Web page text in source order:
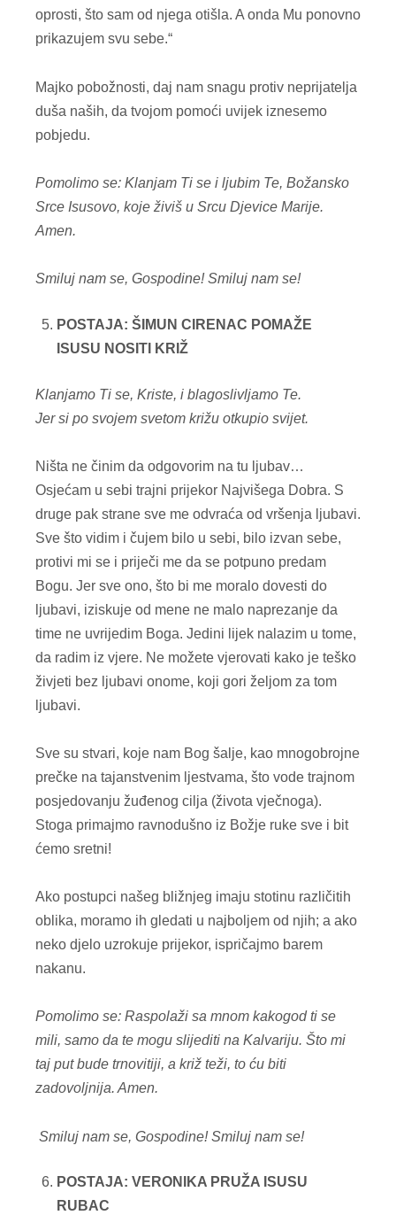
oprosti, što sam od njega otišla. A onda Mu ponovno
prikazujem svu sebe.“
Majko pobožnosti, daj nam snagu protiv neprijatelja
duša naših, da tvojom pomoći uvijek iznesemo
pobjedu.
Pomolimo se: Klanjam Ti se i ljubim Te, Božansko
Srce Isusovo, koje živiš u Srcu Djevice Marije.
Amen.
Smiluj nam se, Gospodine!Smiluj nam se!
POSTAJA: ŠIMUN CIRENAC POMAŽE
ISUSU NOSITI KRIŽ
Klanjamo Ti se, Kriste, i blagoslivljamo Te.
Jer si po svojem svetom križu otkupio svijet.
Ništa ne činim da odgovorim na tu ljubav…
Osjećam u sebi trajni prijekor Najvišega Dobra. S
druge pak strane sve me odvraća od vršenja ljubavi.
Sve što vidim i čujem bilo u sebi, bilo izvan sebe,
protivi mi se i priječi me da se potpuno predam
Bogu. Jer sve ono, što bi me moralo dovesti do
ljubavi, iziskuje od mene ne malo naprezanje da
time ne uvrijedim Boga. Jedini lijek nalazim u tome,
da radim iz vjere. Ne možete vjerovati kako je teško
živjeti bez ljubavi onome, koji gori željom za tom
ljubavi.
Sve su stvari, koje nam Bog šalje, kao mnogobrojne
prečke na tajanstvenim ljestvama, što vode trajnom
posjedovanju žuđenog cilja (života vječnoga).
Stoga primajmo ravnodušno iz Božje ruke sve i bit
ćemo sretni!
Ako postupci našeg bližnjeg imaju stotinu različitih
oblika, moramo ih gledati u najboljem od njih; a ako
neko djelo uzrokuje prijekor, ispričajmo barem
nakanu.
Pomolimo se: Raspolaži sa mnom kakogod ti se
mili, samo da te mogu slijediti na Kalvariju. Što mi
taj put bude trnovitiji, a križ teži, to ću biti
zadovoljnija. Amen.
Smiluj nam se, Gospodine!Smiluj nam se!
POSTAJA: VERONIKA PRUŽA ISUSU
RUBAC